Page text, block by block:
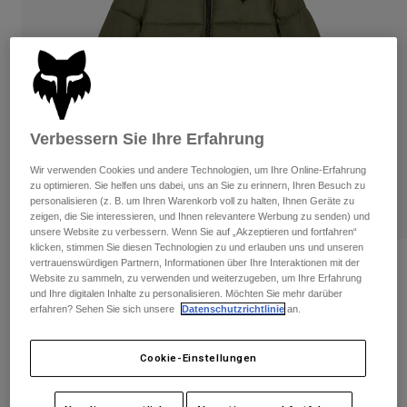
Hosen
Kurze Hosen
Handschuhe
Protektoren
Brillen
Socken
Ersatzteile
Hosen
Handschuhe
Brillen
Socken
Taschen & Zubehör
Alle anzeigen
Damen
T-Shirts & Tops
Hoodies und Pullover
Jacken
Hosen
Shirts
Alle anzeigen
Brillen
Socken
Alle anzeigen
Moto
Helme
Jerseys
Hosen
Stiefel
Hi-Loft-Jacke Ridgeway – Dame
Artikelnr.32778
Verbessern Sie Ihre Erfahrung
Wir verwenden Cookies und andere Technologien, um Ihre Online-Erfahrung
zu optimieren. Sie helfen uns dabei, uns an Sie zu erinnern, Ihren Besuch zu
personalisieren (z. B. um Ihren Warenkorb voll zu halten, Ihnen Geräte zu
zeigen, die Sie interessieren, und Ihnen relevantere Werbung zu senden) und
unsere Website zu verbessern. Wenn Sie auf „Akzeptieren und fortfahren“
klicken, stimmen Sie diesen Technologien zu und erlauben uns und unseren
vertrauenswürdigen Partnern, Informationen über Ihre Interaktionen mit der
Website zu sammeln, zu verwenden und weiterzugeben, um Ihre Erfahrung
und Ihre digitalen Inhalte zu personalisieren. Möchten Sie mehr darüber
erfahren? Sehen Sie sich unsere
Datenschutzrichtlinie an.
Cookie-Einstellungen